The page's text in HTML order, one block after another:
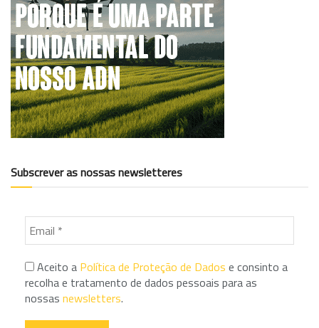
Subscrever as nossas newsletteres
Aceito a Política de Proteção de Dados e consinto a
recolha e tratamento de dados pessoais para as
nossas newsletters.